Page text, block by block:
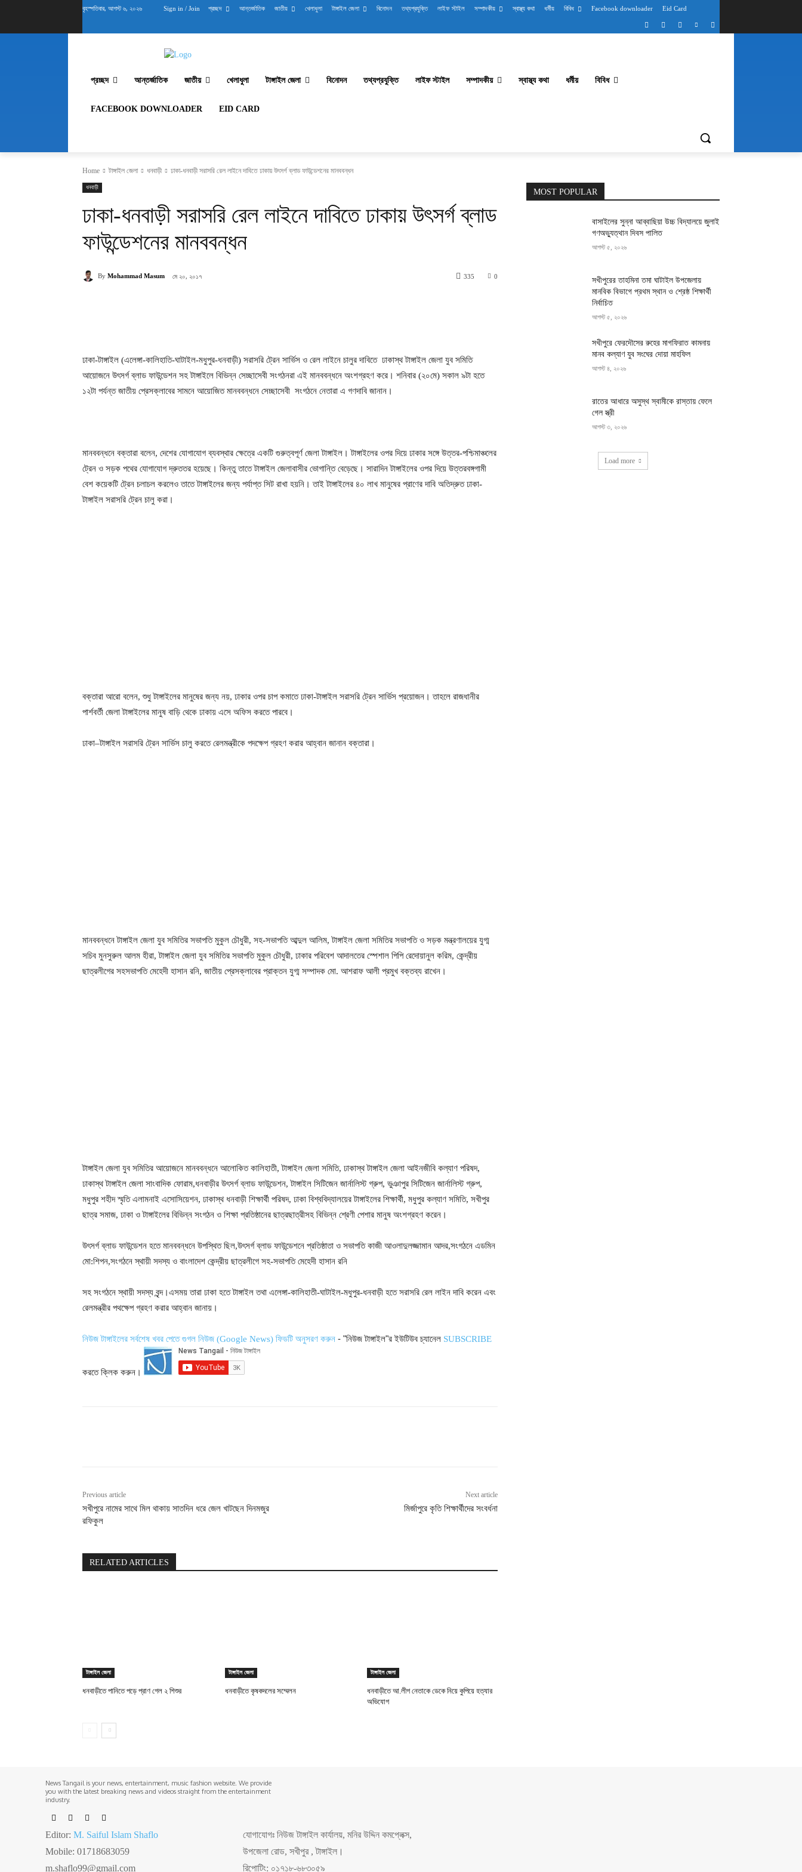
বৃহস্পতিবার, আগস্ট ৬, ২০২৬ Sign in / Join প্রচ্ছদ আন্তর্জাতিক জাতীয় খেলাধুলা টাঙ্গাইল জেলা বিনোদন তথ্যপ্রযুক্তি লাইফ স্টাইল সম্পাদকীয় স্বাস্থ্য কথা ধর্মীয় বিবিধ Facebook downloader Eid Card
প্রচ্ছদ আন্তর্জাতিক জাতীয় খেলাধুলা টাঙ্গাইল জেলা বিনোদন তথ্যপ্রযুক্তি লাইফ স্টাইল সম্পাদকীয় স্বাস্থ্য কথা ধর্মীয় বিবিধ
FACEBOOK DOWNLOADER EID CARD
Home টাঙ্গাইল জেলা ধনবাড়ী ঢাকা-ধনবাড়ী সরাসরি রেল লাইনে দাবিতে ঢাকায় উৎসর্গ ব্লাড ফাউন্ডেশনের মানববন্ধন
ধনবাড়ী
ঢাকা-ধনবাড়ী সরাসরি রেল লাইনে দাবিতে ঢাকায় উৎসর্গ ব্লাড
ফাউন্ডেশনের মানববন্ধন
By Mohammad Masum মে ২০, ২০১৭ 0
335
ঢাকা-টাঙ্গাইল (এলেঙ্গা-কালিহাতি-ঘাটাইল-মধুপুর-ধনবাড়ী) সরাসরি ট্রেন সার্ভিস ও রেল লাইনে চালুর দাবিতে ঢাকাস্থ টাঙ্গাইল জেলা যুব সমিতি
আয়োজনে উৎসর্গ ব্লাড ফাউন্ডেশন সহ টাঙ্গাইলে বিভিন্ন সেচ্ছাসেবী সংগঠনরা এই মানববন্ধনে অংশগ্রহণ করে। শনিবার (২০মে) সকাল ৯টা হতে
১২টা পর্যন্ত জাতীয় প্রেসক্লাবের সামনে আয়োজিত মানববন্ধনে সেচ্ছাসেবী সংগঠনে নেতারা এ গণদাবি জানান।
মানববন্ধনে বক্তারা বলেন, দেশের যোগাযোগ ব্যবস্থার ক্ষেত্রে একটি গুরুত্বপূর্ণ জেলা টাঙ্গাইল। টাঙ্গাইলের ওপর দিয়ে ঢাকার সঙ্গে উত্তর-পশ্চিমাঞ্চলের
ট্রেন ও সড়ক পথের যোগাযোগ দ্রুততর হয়েছে। কিন্তু তাতে টাঙ্গাইল জেলাবাসীর ভোগান্তি বেড়েছে। সারাদিন টাঙ্গাইলের ওপর দিয়ে উত্তরবঙ্গগামী
বেশ কয়েকটি ট্রেন চলাচল করলেও তাতে টাঙ্গাইলের জন্য পর্যাপ্ত সিট রাখা হয়নি। তাই টাঙ্গাইলের ৪০ লাখ মানুষের প্রাণের দাবি অতিদ্রুত ঢাকা-
টাঙ্গাইল সরাসরি ট্রেন চালু করা।
বক্তারা আরো বলেন, শুধু টাঙ্গাইলের মানুষের জন্য নয়, ঢাকার ওপর চাপ কমাতে ঢাকা-টাঙ্গাইল সরাসরি ট্রেন সার্ভিস প্রয়োজন। তাহলে রাজধানীর
পার্শবর্তী জেলা টাঙ্গাইলের মানুষ বাড়ি থেকে ঢাকায় এসে অফিস করতে পারবে।
ঢাকা–টাঙ্গাইল সরাসরি ট্রেন সার্ভিস চালু করতে রেলমন্ত্রীকে পদক্ষেপ গ্রহণ করার আহ্বান জানান বক্তারা।
মানববন্ধনে টাঙ্গাইল জেলা যুব সমিতির সভাপতি মুকুল চৌধুরী, সহ-সভাপতি আব্দুল আলিম, টাঙ্গাইল জেলা সমিতির সভাপতি ও সড়ক মন্ত্রণালয়ের যুগ্ম
সচিব মুনসুরুল আলম হীরা, টাঙ্গাইল জেলা যুব সমিতির সভাপতি মুকুল চৌধুরী, ঢাকার পরিবেশ আদালতের স্পেশাল পিপি রেদোয়ানুল করিম, কেন্দ্রীয়
ছাত্রলীগের সহসভাপতি মেহেদী হাসান রনি, জাতীয় প্রেসক্লাবের প্রাক্তন যুগ্ম সম্পাদক মো. আশরাফ আলী প্রমুখ বক্তব্য রাখেন।
টাঙ্গাইল জেলা যুব সমিতির আয়োজনে মানববন্ধনে আলোকিত কালিহাতী, টাঙ্গাইল জেলা সমিতি, ঢাকাস্থ টাঙ্গাইল জেলা আইনজীবি কল্যাণ পরিষদ,
ঢাকাস্থ টাঙ্গাইল জেলা সাংবাদিক ফোরাম,ধনবাড়ীর উৎসর্গ ব্লাড ফাউন্ডেশন, টাঙ্গাইল সিটিজেন জার্নালিস্ট গ্রুপ, ভুঞাপুর সিটিজেন জার্নালিস্ট গ্রুপ,
মধুপুর শহীদ স্মৃতি এলামনাই এসোসিয়েশন, ঢাকাস্থ ধনবাড়ী শিক্ষার্থী পরিষদ, ঢাকা বিশ্ববিদ্যালয়ের টাঙ্গাইলের শিক্ষার্থী, মধুপুর কল্যাণ সমিতি, সখীপুর
ছাত্র সমাজ, ঢাকা ও টাঙ্গাইলের বিভিন্ন সংগঠন ও শিক্ষা প্রতিষ্ঠানের ছাত্রছাত্রীসহ বিভিন্ন শ্রেণী পেশার মানুষ অংশগ্রহণ করেন।
উৎসর্গ ব্লাড ফাউন্ডেশন হতে মানববন্ধনে উপস্থিত ছিল,উৎসর্গ ব্লাড ফাউন্ডেশনে প্রতিষ্ঠাতা ও সভাপতি কাজী আওলাদুলজ্জামান আদর,সংগঠনে এডমিন
মো:শিপন,সংগঠনে স্থায়ী সদস্য ও বাংলাদেশ কেন্দ্রীয় ছাত্রলীগে সহ-সভাপতি মেহেদী হাসান রনি
সহ সংগঠনে স্থায়ী সদস্য বৃন্দ।এসময় তারা ঢাকা হতে টাঙ্গাইল তথা এলেঙ্গা-কালিহাতী-ঘাটাইল-মধুপুর-ধনবাড়ী হতে সরাসরি রেল লাইন দাবি করেন এবং
রেলমন্ত্রীর পথক্ষেপ গ্রহণ করার আহ্বান জানায়।
নিউজ টাঙ্গাইলের সর্বশেষ খবর পেতে গুগল নিউজ (Google News) ফিডটি অনুসরণ করুন - "নিউজ টাঙ্গাইল"র ইউটিউব চ্যানেল SUBSCRIBE
করতে ক্লিক করুন।
Previous article
সখীপুরে নামের সাথে মিল থাকায় সাতদিন ধরে জেল খাটছেন দিনমজুর
রফিকুল
Next article
মির্জাপুরে কৃতি শিক্ষার্থীদের সংবর্ধনা
RELATED ARTICLES
টাঙ্গাইল জেলা
ধনবাড়ীতে পানিতে পড়ে প্রাণ গেল ২ শিশুর
টাঙ্গাইল জেলা
ধনবাড়ীতে কৃষকদলের সম্মেলন
টাঙ্গাইল জেলা
ধনবাড়ীতে আ.লীগ নেতাকে ডেকে নিয়ে কুপিয়ে হত্যার
অভিযোগ
MOST POPULAR
বাসাইলের সুন্না আব্বাছিয়া উচ্চ বিদ্যালয়ে জুলাই
গণঅভ্যুত্থান দিবস পালিত
আগস্ট ৫, ২০২৬
সখীপুরের তাহমিনা তমা ঘাটাইল উপজেলায়
মানবিক বিভাগে প্রথম স্থান ও শ্রেষ্ঠ শিক্ষার্থী
নির্বাচিত
আগস্ট ৫, ২০২৬
সখীপুরে ফেরদৌসের রুহের মাগফিরাত কামনায়
মানব কল্যাণ যুব সংঘের দোয়া মাহফিল
আগস্ট ৪, ২০২৬
রাতের আধারে অসুস্থ স্বামীকে রাস্তায় ফেলে
গেল স্ত্রী
আগস্ট ৩, ২০২৬
Load more
News Tangail is your news, entertainment, music fashion website. We provide
you with the latest breaking news and videos straight from the entertainment
industry.
Editor: M. Saiful Islam Shaflo
Mobile: 01718683059
m.shaflo99@gmail.com
যোগাযোগঃ নিউজ টাঙ্গাইল কার্যালয়, মনির উদ্দিন কমপ্লেক্স,
উপজেলা রোড, সখীপুর , টাঙ্গাইল।
রিপোটিং: ০১৭১৮-৬৮৩০৫৯